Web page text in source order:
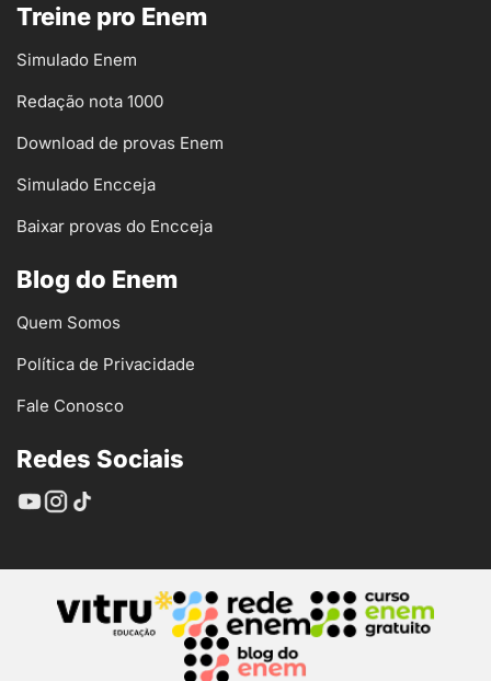
Treine pro Enem
Simulado Enem
Redação nota 1000
Download de provas Enem
Simulado Encceja
Baixar provas do Encceja
Blog do Enem
Quem Somos
Política de Privacidade
Fale Conosco
Redes Sociais